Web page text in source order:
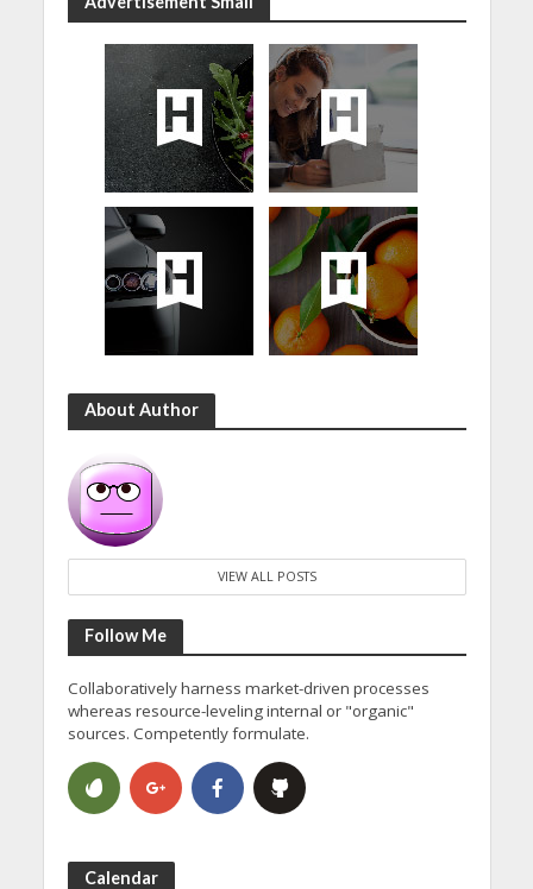
About Author
VIEW ALL POSTS
Follow Me
Collaboratively harness market-driven processes
whereas resource-leveling internal or "organic"
sources. Competently formulate.
Calendar